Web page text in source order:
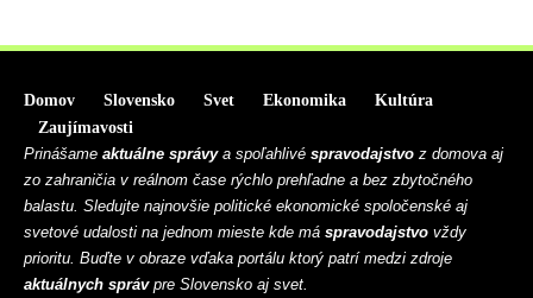
Domov Slovensko Svet Ekonomika
Kultúra
Zaujímavosti
Prinášame aktuálne správya spoľahlivé spravodajstvo z domova aj
zo zahraničia v reálnom čase rýchlo prehľadne a bez zbytočného
balastu. Sledujte najnovšie politické ekonomické spoločenské aj
svetové udalosti na jednom mieste kde má spravodajstvo vždy
prioritu. Buďte v obraze vďaka portálu ktorý patrí medzi zdroje
aktuálnych správpre Slovensko aj svet.